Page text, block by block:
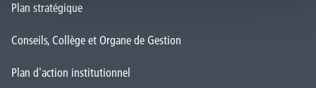
Plan stratégique
Conseils, Collège et Organe de Gestion
Plan d'action institutionnel